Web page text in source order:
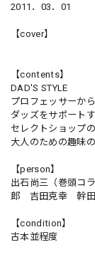
2011．03．01
【cover】
【contents】
DAD'S STYLE
プロフェッサーか
ダッズをサポート
セレクトショップ
大人のための趣味
【person】
出石尚三（巻頭
郎 吉田克幸 幹
【condition】
古本並程度